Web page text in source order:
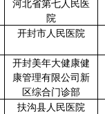
河北省第七人民医
院
开封市人民医院
开封美年大健康健
康管理有限公司新
区综合门诊部
扶沟县人民医院